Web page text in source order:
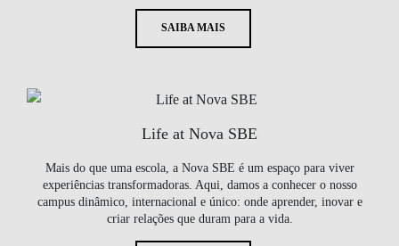
SAIBA MAIS
Life at Nova SBE
Mais do que uma escola, a Nova SBE é um espaço para viver
experiências transformadoras. Aqui, damos a conhecer o nosso
campus dinâmico, internacional e único: onde aprender, inovar e
criar relações que duram para a vida.